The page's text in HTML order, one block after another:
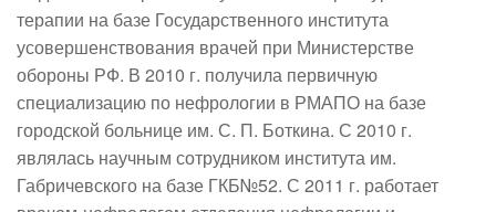
терапии на базе Государственного института
усовершенствования врачей при Министерстве
обороны РФ. В 2010 г. получила первичную
специализацию по нефрологии в РМАПО на базе
городской больнице им. С. П. Боткина. С 2010 г.
являлась научным сотрудником института им.
Габричевского на базе ГКБ№52. С 2011 г. работает